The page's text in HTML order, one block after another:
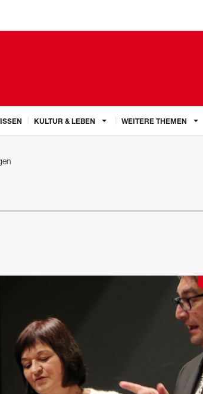
KULTUR & LEBEN WEITERE THEMEN